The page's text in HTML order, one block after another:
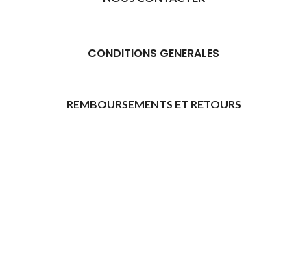
CONDITIONS GENERALES
REMBOURSEMENTS ET RETOURS